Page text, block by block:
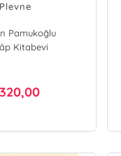
Plevne
Pamukoğlu
Kitabevi